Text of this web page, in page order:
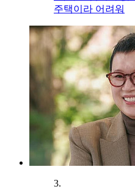
주택이라 어려워
3.